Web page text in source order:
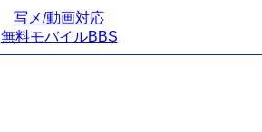
写メ/動画対応
無料モバイルBBS